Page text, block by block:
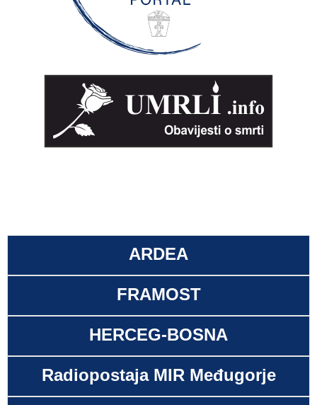
ARDEA
FRAMOST
HERCEG-BOSNA
Radiopostaja MIR Međugorje